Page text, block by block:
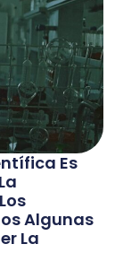
Es
Algunas
La